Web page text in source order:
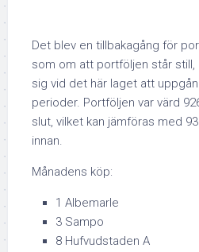
Det blev en tillbakagång för
som om att portföljen står still,
sig vid det här laget att
perioder. Portföljen var värd
slut, vilket kan jämföras med
innan.
Månadens köp:
1 Albemarle
3 Sampo
8 Hufvudstaden A